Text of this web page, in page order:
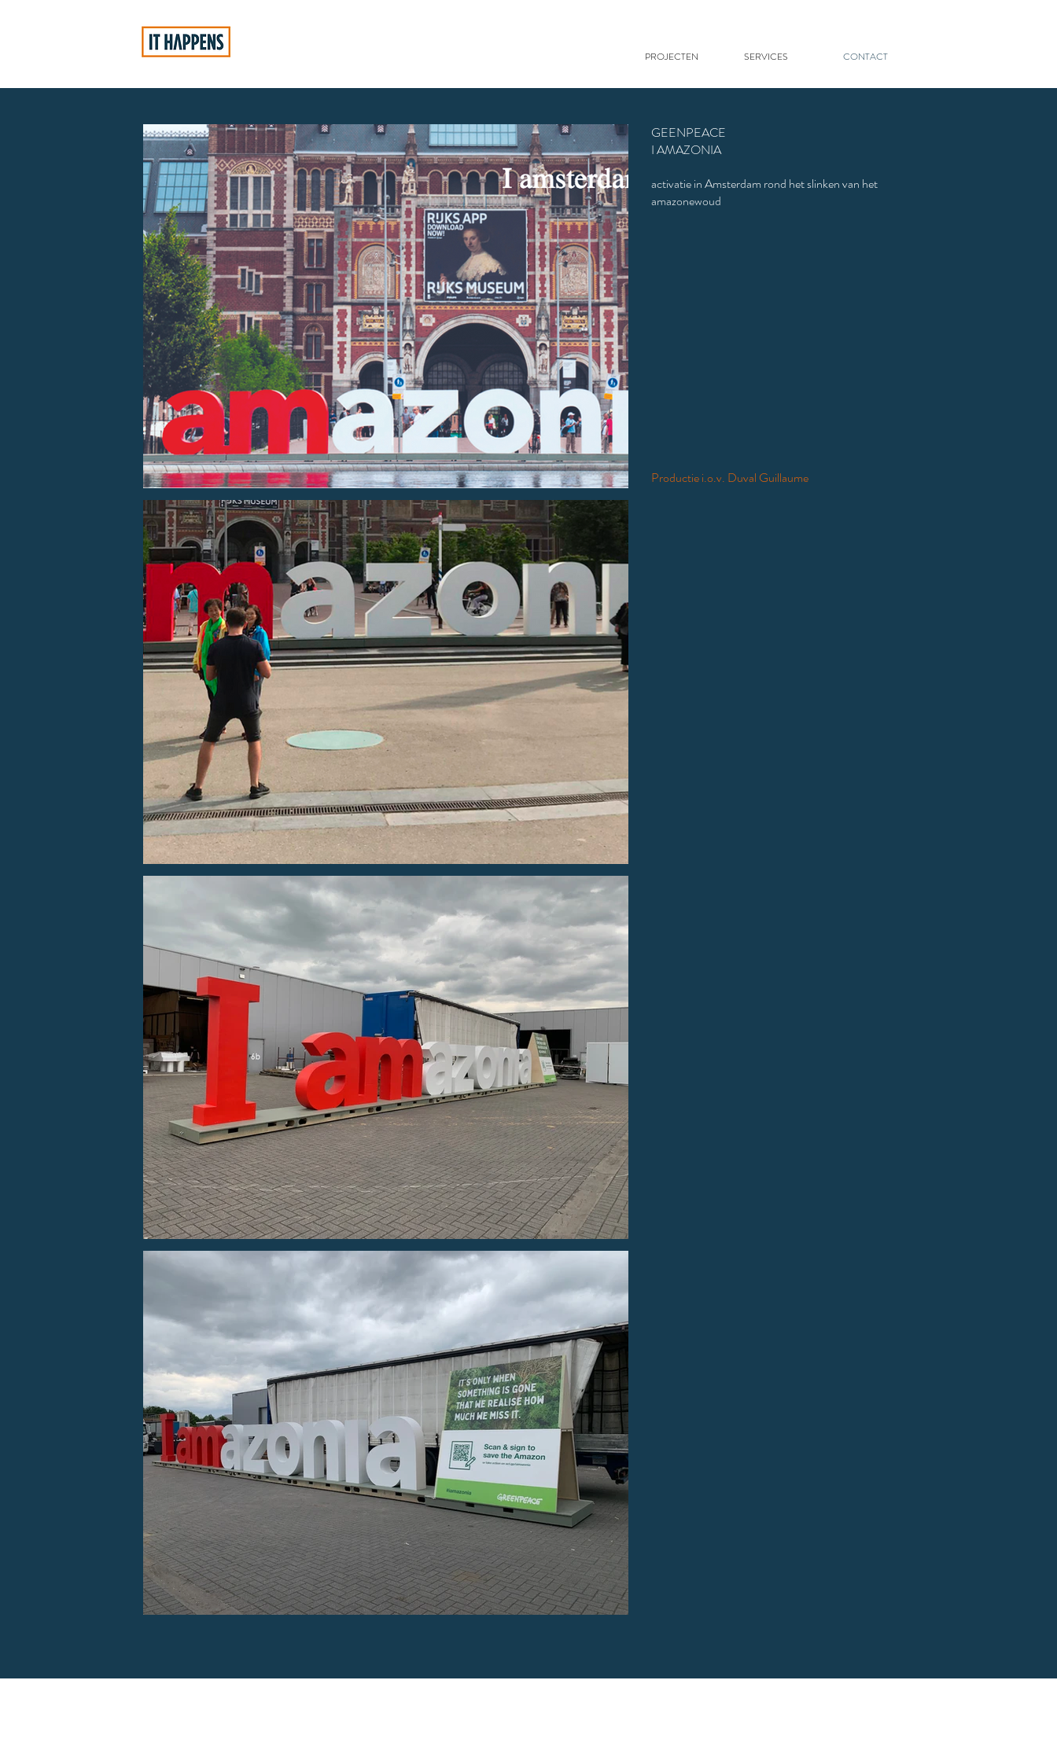
PROJECTEN SERVICES CONTACT
GEENPEACE
I AMAZONIA
activatie in Amsterdam rond het slinken van het
amazonewoud
Productie i.o.v. Duval Guillaume